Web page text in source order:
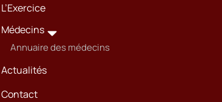
L’Exercice
Médecins
Annuaire des médecins
Actualités
Contact